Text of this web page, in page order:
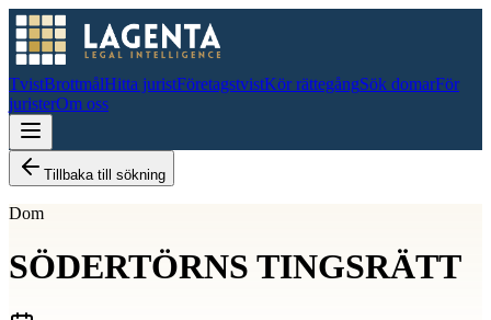
TvistBrottmålHitta juristFöretagstvistKör rättegångSök domarFör
juristerOm oss
Tillbaka till sökning
Dom
SÖDERTÖRNS TINGSRÄTT